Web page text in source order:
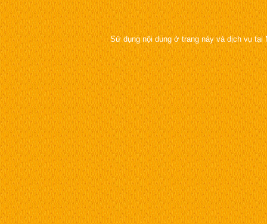
Sử dụng nội dung ở trang này và dịch vụ